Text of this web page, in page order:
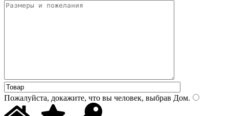
Пожалуйста, докажите, что вы человек, выбрав Дом.